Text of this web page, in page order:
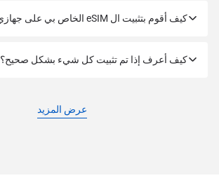
كيف أقوم بتثبيت ال eSIM الخاص بي على جهازي؟
كيف أعرف إذا تم تثبيت كل شيء بشكل صحيح؟
عرض المزيد